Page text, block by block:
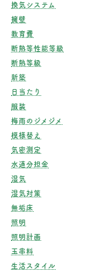
換気システム
擁壁
教育費
断熱等性能等級
断熱等級
新築
日当たり
服装
梅雨のジメジメ
模様替え
気密測定
水道分担金
湿気
湿気対策
無垢床
照明
照明計画
玉串料
生活スタイル